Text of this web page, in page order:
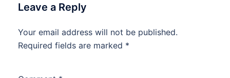
Leave a Reply
Your email address will not be published.
Required fields are marked *